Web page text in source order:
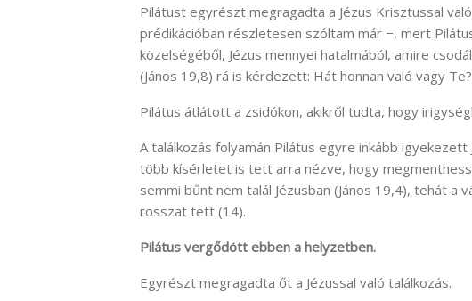
Pilátust egyrészt megragadta a Jézus Krisztussal
prédikációban részletesen szóltam már −, mert
közelségéből, Jézus mennyei hatalmából, amire
(János 19,8) rá is kérdezett: Hát honnan való vagy
Pilátus átlátott a zsidókon, akikről tudta, hogy
A találkozás folyamán Pilátus egyre inkább
több kísérletet is tett arra nézve, hogy
semmi bűnt nem talál Jézusban (János 19,4), tehát a
rosszat tett (14).
Pilátus vergődött ebben a helyzetben.
Egyrészt megragadta őt a Jézussal való találkozás.